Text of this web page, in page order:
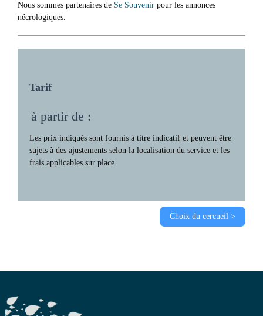
Nous sommes partenaires de Se Souvenir pour les annonces
nécrologiques.
Tarif
à partir de :
Les prix indiqués sont fournis à titre indicatif et peuvent être
sujets à des ajustements selon la localisation du service et les
frais applicables sur place.
Choix du cercueil >